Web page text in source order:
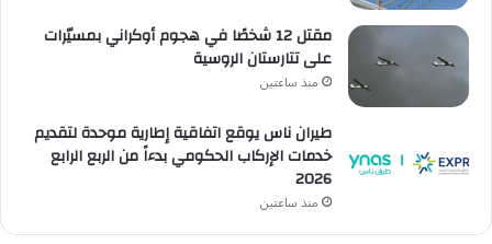
مقتل 12 شخصًا في هجوم أوكراني بمسيّرات
على تتارستان الروسية
منذ ساعتين
طيران ناس يوقع اتفاقية إطارية موحدة لتقديم
خدمات الإركاب الحكومي بدءاً من الربع الرابع
2026
منذ ساعتين